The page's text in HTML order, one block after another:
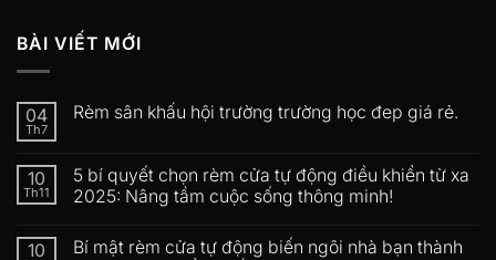
BÀI VIẾT MỚI
04
Th7
Rèm sân khấu hội trường trường học đep giá rẻ.
10
Th11
5 bí quyết chọn rèm cửa tự động điều khiển từ xa
2025: Nâng tầm cuộc sống thông minh!
10
Bí mật rèm cửa tự động biến ngôi nhà bạn thành